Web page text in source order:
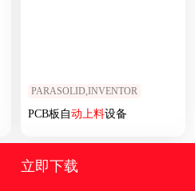
立即下载
PARASOLID,INVENTOR
PCB板自动上料设备